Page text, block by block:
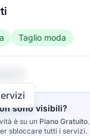
Taglio moda
sono visibili?
è su un Piano Gratuito.
sbloccare tutti i servizi.